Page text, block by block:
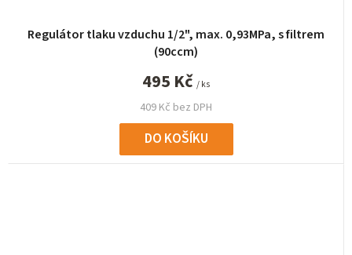
Regulátor tlaku vzduchu 1/2", max. 0,93MPa, s filtrem
(90ccm)
409 Kč bez DPH
495 Kč / ks
DO KOŠÍKU